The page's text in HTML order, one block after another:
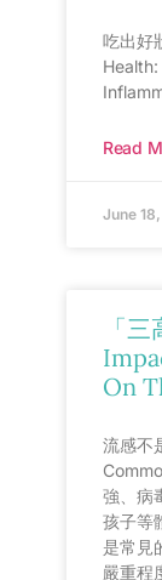
吃出好
Read
June
「
On
流感不
強、病
孩子等
是常見
嚴重程